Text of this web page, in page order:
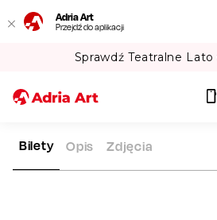
Adria Art
Przejdź do aplikacji
Sprawdź Teatralne
ADRIA ART SALE WIDOWISKOWE
Bilety Opis Zdjęcia